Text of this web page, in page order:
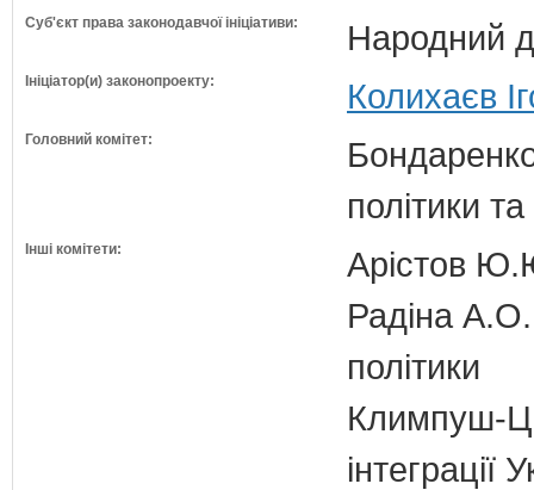
Суб'єкт права законодавчої ініціативи: Народний
Ініціатор(и) законопроекту: Колихаєв
Головний комітет:
політики
Інші комітети:
Арістов
Радіна А.О.
політики
Климпуш-